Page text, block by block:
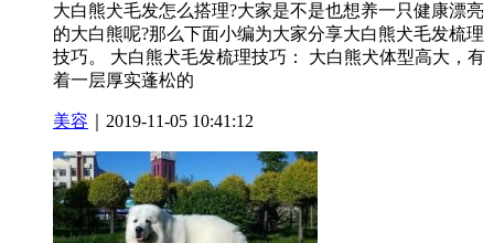
大白熊犬毛发怎么搭理?大家是不是也想养一只健康漂亮
的大白熊呢?那么下面小编为大家分享大白熊犬毛发梳理
技巧。 大白熊犬毛发梳理技巧： 大白熊犬体型高大，有
着一层厚实蓬松的
美容 ｜2019-11-05 10:41:12